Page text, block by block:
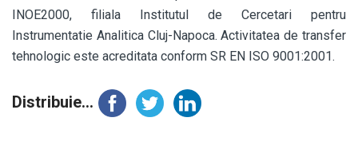
INOE2000, filiala Institutul de Cercetari pentru
Instrumentatie Analitica Cluj-Napoca. Activitatea de transfer
tehnologic este acreditata conform SR EN ISO 9001:2001.
Distribuie...